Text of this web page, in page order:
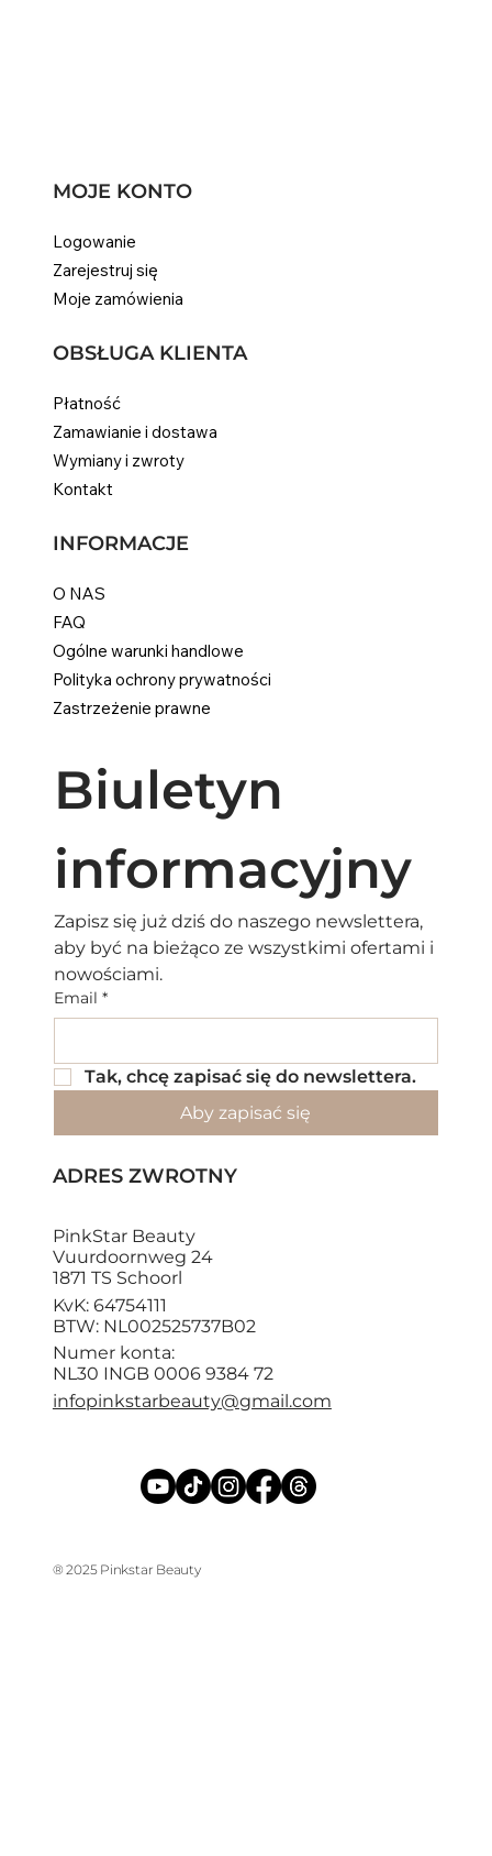
MOJE KONTO
Logowanie
Zarejestruj się
Moje zamówienia
® 2025 Pinkstar Beauty
Biuletyn
informacyjny
Zapisz się już dziś do naszego newslettera,
aby być na bieżąco ze wszystkimi ofertami i
nowościami.
Email *
Tak, chcę zapisać się do newslettera.
Aby zapisać się
OBSŁUGA KLIENTA
Płatność
Zamawianie i dostawa
Wymiany i zwroty
Kontakt
INFORMACJE
O NAS
FAQ
Ogólne warunki handlowe
Polityka ochrony prywatności
Zastrzeżenie prawne
ADRES ZWROTNY
PinkStar Beauty
Vuurdoornweg 24
1871 TS Schoorl
KvK: 64754111
BTW: NL002525737B02
Numer konta:
NL30 INGB 0006 9384 72
infopinkstarbeauty@gmail.com